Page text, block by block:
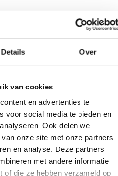
Details Over
van cookies
en advertenties te
voor social media te bieden en
Ook delen we
onze site met onze partners
en analyse. Deze partners
met andere informatie
of die ze hebben verzameld op
dermatoscoop met
USB, koffer (set)” te beoordelen
te plaatsen.
vandaag verzonden
€75 bestelwaarde
van 7.7! (10 beoordelingen)